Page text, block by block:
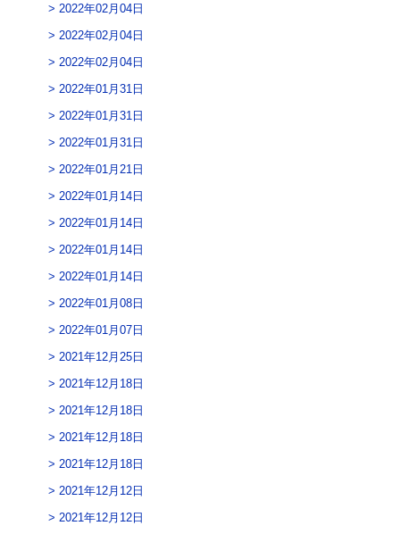
2022年02月04日
2022年02月04日
2022年02月04日
2022年01月31日
2022年01月31日
2022年01月31日
2022年01月21日
2022年01月14日
2022年01月14日
2022年01月14日
2022年01月14日
2022年01月08日
2022年01月07日
2021年12月25日
2021年12月18日
2021年12月18日
2021年12月18日
2021年12月18日
2021年12月12日
2021年12月12日